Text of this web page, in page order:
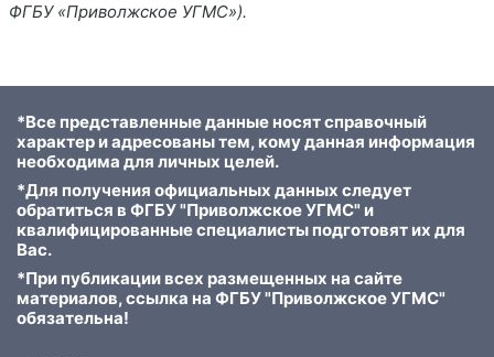
ФГБУ «Приволжское УГМС»).
*Все представленные данные носят справочный
характер и адресованы тем, кому данная информация
необходима для личных целей.
*Для получения официальных данных следует
обратиться в ФГБУ "Приволжское УГМС" и
квалифицированные специалисты подготовят их для
Вас.
*При публикации всех размещенных на сайте
материалов, ссылка на ФГБУ "Приволжское УГМС"
обязательна!